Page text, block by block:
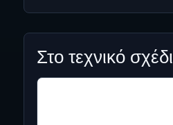
Στο τεχνικό